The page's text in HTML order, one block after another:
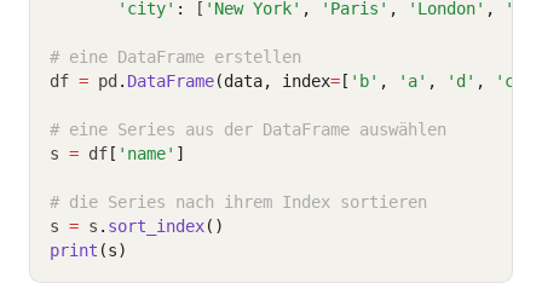
'city' : [ 'New York' , 'Paris' , 'London' ,
# eine DataFrame erstellen
df = pd . DataFrame(data, index= [ 'b' , 'a' , 'd' , 'c'
# eine Series aus der DataFrame auswählen
s = df [ 'name' ]
# die Series nach ihrem Index sortieren
s = s . sort_index()
print (s)